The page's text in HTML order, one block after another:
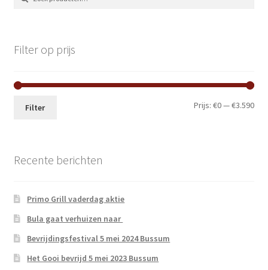
naar:
Filter op prijs
Min.
Filter Prijs:€0—€3.590
Recente berichten
Primo Grill vaderdag aktie
Bula gaat verhuizen naar
Bevrijdingsfestival 5 mei 2024 Bussum
Het Gooi bevrijd 5 mei 2023 Bussum